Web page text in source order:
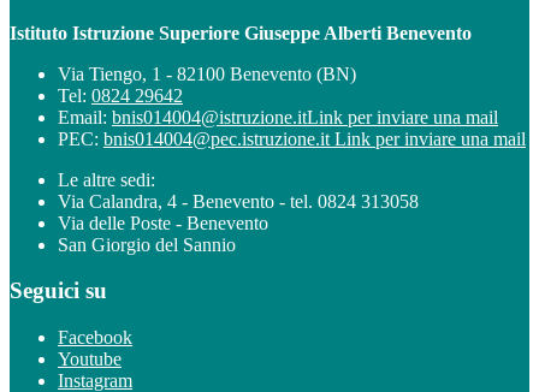
Istituto Istruzione Superiore Giuseppe Alberti Benevento
Via Tiengo, 1 - 82100 Benevento (BN)
Tel: 0824 29642
Email: bnis014004@istruzione.itLink per inviare una mail
PEC: bnis014004@pec.istruzione.it Link per inviare una mail
Le altre sedi:
Via Calandra, 4 - Benevento - tel. 0824 313058
Via delle Poste - Benevento
San Giorgio del Sannio
Seguici su
Facebook
Youtube
Instagram